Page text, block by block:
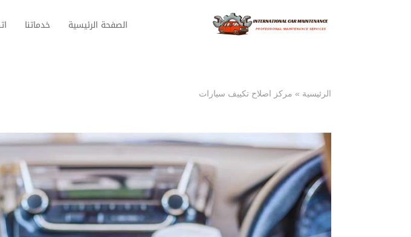
الصفحة الرئيسية خدماتنا
الرئيسية » مركز اصلاح تكييف سيارات